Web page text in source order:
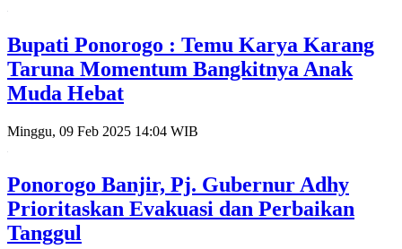
Bupati Ponorogo : Temu Karya Karang
Taruna Momentum Bangkitnya Anak
Muda Hebat
Minggu, 09 Feb 2025 14:04 WIB
Ponorogo Banjir, Pj. Gubernur Adhy
Prioritaskan Evakuasi dan Perbaikan
Tanggul